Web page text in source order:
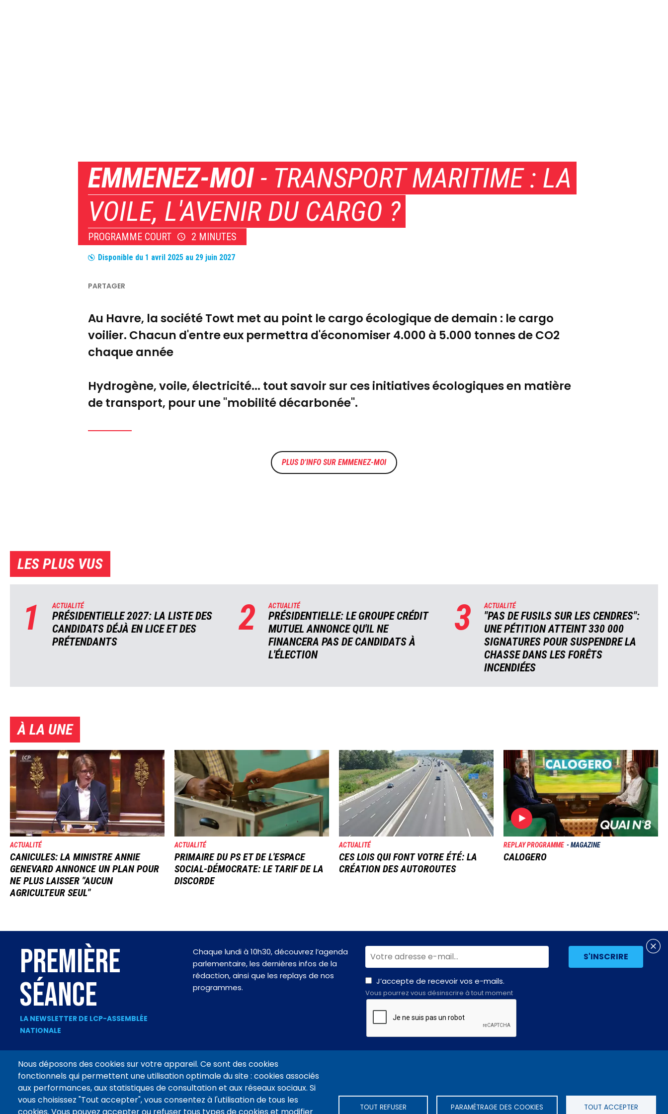
EMMENEZ-MOI- TRANSPORT MARITIME : LA
VOILE, L'AVENIR DU CARGO ?
PROGRAMME COURT 2 MINUTES
Disponible du 1 avril 2025 au 29 juin 2027
Au Havre, la société Towt met au point le cargo écologique de demain : le cargo
voilier. Chacun d'entre eux permettra d'économiser 4.000 à 5.000 tonnes de CO2
chaque année
Hydrogène, voile, électricité... tout savoir sur ces initiatives écologiques en matière
de transport, pour une "mobilité décarbonée".
EMMENEZ-MOI
LES PLUS VUS
1 ACTUALITÉ
PRÉSIDENTIELLE 2027: LA LISTE DES
CANDIDATS DÉJÀ EN LICE ET DES
PRÉTENDANTS
2 ACTUALITÉ
PRÉSIDENTIELLE: LE GROUPE CRÉDIT
MUTUEL ANNONCE QU'IL NE
FINANCERA PAS DE CANDIDATS À
L'ÉLECTION
3 ACTUALITÉ
"PAS DE FUSILS SUR LES CENDRES":
UNE PÉTITION ATTEINT 330 000
SIGNATURES POUR SUSPENDRE LA
CHASSE DANS LES FORÊTS
INCENDIÉES
À LA UNE
Image
ACTUALITÉ
CANICULES: LA MINISTRE ANNIE
GENEVARD ANNONCE UN PLAN POUR
NE PLUS LAISSER "AUCUN
AGRICULTEUR SEUL"
Image
ACTUALITÉ
PRIMAIRE DU PS ET DE L'ESPACE
SOCIAL-DÉMOCRATE: LE TARIF DE LA
DISCORDE
Image
ACTUALITÉ
CES LOIS QUI FONT VOTRE ÉTÉ: LA
CRÉATION DES AUTOROUTES
Image
REPLAY PROGRAMME MAGAZINE
CALOGERO
Nous déposons des cookies sur votre appareil. Ce sont des cookies
fonctionnels qui permettent une utilisation optimale du site : cookies associés
aux performances, aux statistiques de consultation et aux réseaux sociaux. Si
vous choisissez "Tout accepter", vous consentez à l'utilisation de tous les
TOUT REFUSER PARAMÉTRAGE DES COOKIES TOUT ACCEPTER
PREMIÈRE
SÉANCE
LA NEWSLETTER DE LCP-ASSEMBLÉE
NATIONALE
Chaque lundi à 10h30, découvrez l’agenda
parlementaire, les dernières infos de la
rédaction, ainsi que les replays de nos
programmes.
J’accepte de recevoir vos e-mails.
Vous pourrez vous désinscrire à tout moment
Footer
menu
CONTACT MENTIONS LÉGALES DONNÉES PERSONNELLES VIDÉOTHÈQUE CONNEXION